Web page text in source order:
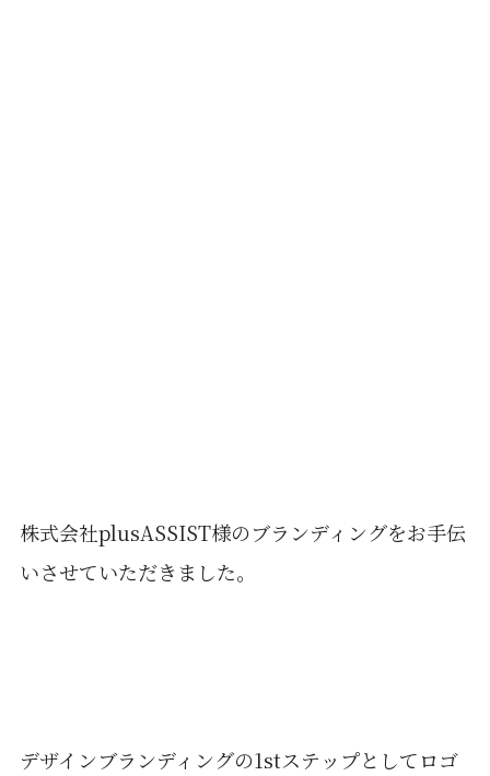
株式会社plusASSIST様のブランディングをお手伝
いさせていただきました。
デザインブランディングの1stステップとしてロゴ